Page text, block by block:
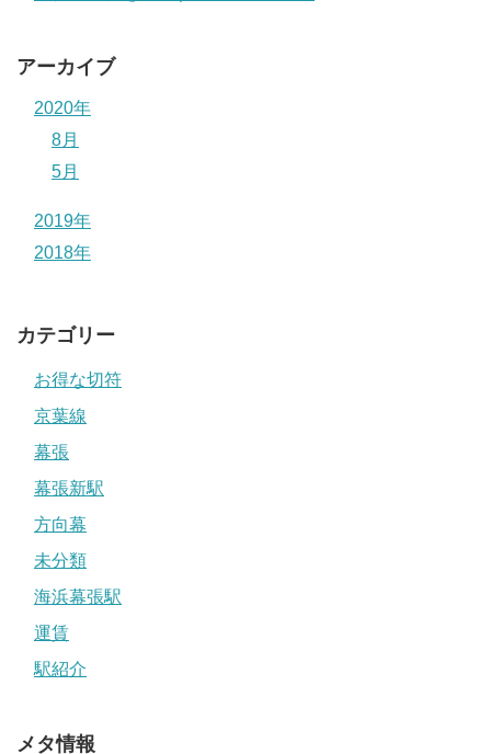
アーカイブ
2020年
8月
5月
2019年
2018年
カテゴリー
お得な切符
京葉線
幕張
幕張新駅
方向幕
未分類
海浜幕張駅
運賃
駅紹介
メタ情報